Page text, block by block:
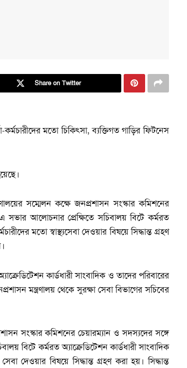
Share on Twitter
কর্মচারীদের মতো চিকিৎসা, ব্যক্তিগত গাড়ির ফিটনেস
সম্মেলন কক্ষে জনপ্রশাসন সংস্কার কমিশনের
সভার আলোচনার প্রেক্ষিতে সচিবালয় বিটে কর্মরত
মতো স্বাস্থ্যসেবা দেওয়ার বিষয়ে সিদ্ধান্ত গ্রহণ
কার্ডধারী সাংবাদিক ও তাদের পরিবারের
মন্ত্রণালয় থেকে সুরক্ষা সেবা বিভাগের সচিবের
সংস্কার কমিশনের চেয়ারম্যান ও সদস্যদের সঙ্গে
বিটে কর্মরত অ্যাক্রেডিটেশন কার্ডধারী সাংবাদিক
দেওয়ার বিষয়ে সিদ্ধান্ত গ্রহণ করা হয়। সিদ্ধান্ত